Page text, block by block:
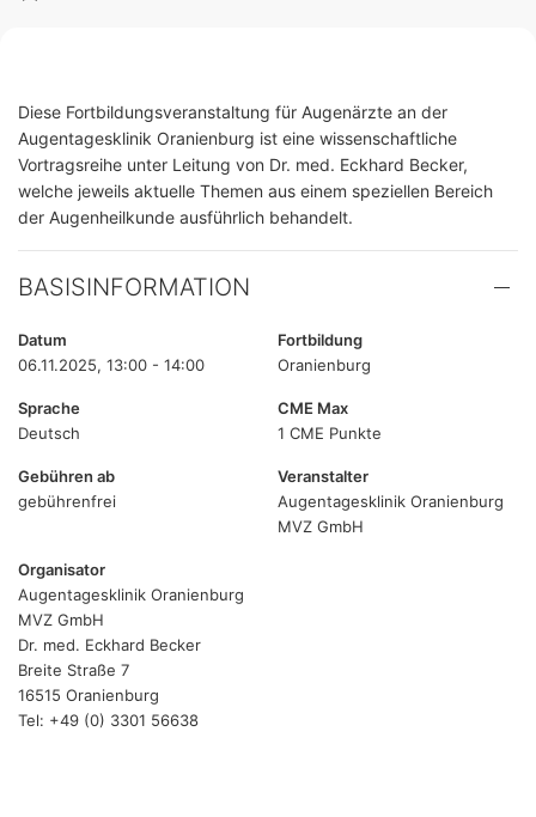
Diese Fortbildungsveranstaltung für Augenärzte an der
Augentagesklinik Oranienburg ist eine wissenschaftliche
Vortragsreihe unter Leitung von Dr. med. Eckhard Becker,
welche jeweils aktuelle Themen aus einem speziellen Bereich
der Augenheilkunde ausführlich behandelt.
BASISINFORMATION
Datum
06.11.2025, 13:00 - 14:00
Fortbildung
Oranienburg
Sprache
Deutsch
CME Max
1 CME Punkte
Gebühren ab
gebührenfrei
Veranstalter
Augentagesklinik Oranienburg
MVZ GmbH
Organisator
Augentagesklinik Oranienburg
MVZ GmbH
Dr. med. Eckhard Becker
Breite Straße 7
16515 Oranienburg
Tel: +49 (0) 3301 56638